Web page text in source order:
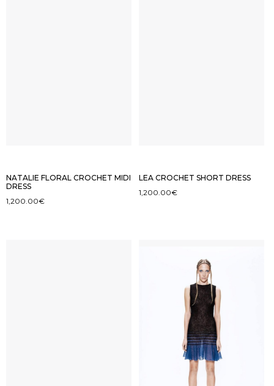
NATALIE FLORAL CROCHET MIDI
DRESS
1,200.00€
LEA CROCHET SHORT DRESS
1,200.00€